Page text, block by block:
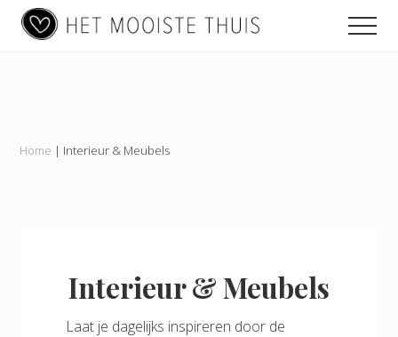
Menu
Skip
Skip
Main
navigation
Home | Interieur & Meubels
Interieur & Meubels
Laat je dagelijks inspireren door de